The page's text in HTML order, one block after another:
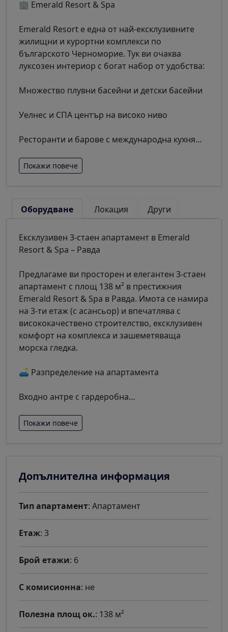
🏢 Emerald Resort & Spa
Emerald Resort е една от най-ексклузивните
жилищни и курортни комплекси по
българското Черноморие. Тук ви очаква
луксозен интериор с богат набор от удобства:
Множество плувни басейни и детски басейни
Уелнес и СПА център на високо ниво
Ресторанти и барове с международна кухня…
Покажи повече
Оборудване Локация Други
Ексклузивен 3-стаен апартамент в Emerald
Resort & Spa – Равда
Предлагаме ви просторен и елегантен 3-стаен
апартамент с площ 138 м² в престижния
Emerald Resort & Spa в Равда. Имота се намира
на 3-ти етаж (с асансьор) и впечатлява с
висококачествено строителство, ексклузивен
комфорт на комплекса и зашеметяваща
морска гледка.
🛋️ Разпределение на апартамента
Входно антре с гардеробна…
Покажи повече
Допълнителна информация
Тип апартамент: Апартамент
Етаж: 3
Брой етажи: 6
С комисионна: не
Полезна площ ок.: 138 м²